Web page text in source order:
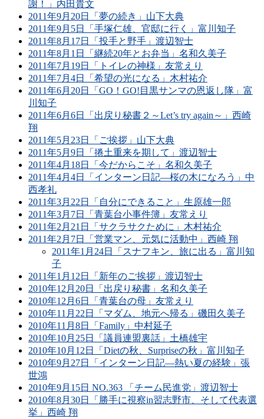
謝！」内田貴文
2011年9月20日「夢の続き」山下大典
2011年9月5日「手塚仁雄、官邸に行く」富川知子
2011年8月17日「投手と野手」渡辺智士
2011年8月1日「継続20年とお弁当」名和久美子
2011年7月19日「トイレの神様」友常えり
2011年7月4日「希望の光になる」木村祐介
2011年6月20日「GO！GO!目黒サンマの恩返し隊」富
川知子
2011年6月6日「出戻り秘書２～Let’s try again～」西崎
翔
2011年5月23日「ご挨拶」山下大典
2011年5月9日「捲土重来を期して」渡辺智士
2011年4月18日「今だからこそ」名和久美子
2011年4月4日「インターン日記―桜の木になろう」中
西孝礼
2011年3月22日「自分にできること」生原雄一郎
2011年3月7日「青葉台小事件簿」友常えり
2011年2月21日「サクラサクために」木村祐介
2011年2月7日「営業マン、元気に活動中」西崎 翔
2011年1月24日「スナフキン、旅に出る」富川知
子
2011年1月12日「新年のご挨拶」渡辺智士
2010年12月20日「出戻り秘書」名和久美子
2010年12月6日「青葉台の母」友常えり
2010年11月22日「マダム、地元へ帰る」磯田久美子
2010年11月8日「Family」中村延子
2010年10月25日「議員連盟裏話」土橋雄宇
2010年10月12日「Dietの秋、Surpriseの秋」富川知子
2010年9月27日「インターン日記―熱い夏の経験」張
世鴻
2010年9月15日 NO.363 「チーム民進党」渡辺智士
2010年8月30日「勝手に視察in習志野市、そして代表選
挙」西崎 翔